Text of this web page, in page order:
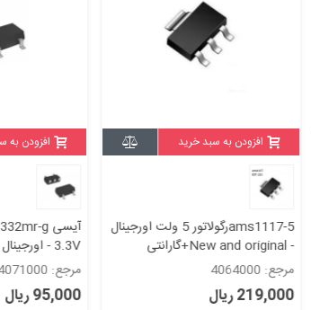
افزودن به سبد خرید
ams1117-5رگولاتور 5 ولت اورجینال
- New and original+گارانتی
مرجع: 4064000
219,000 ریال
افزودن به
original+گارانتی
مرجع: 4071000
95,000 ریال